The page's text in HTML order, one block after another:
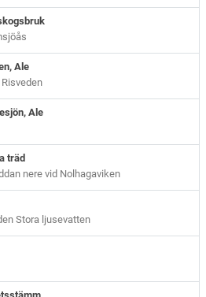
Ale
Ale
träd
nere vid Nolhagaviken
Stora ljusevatten